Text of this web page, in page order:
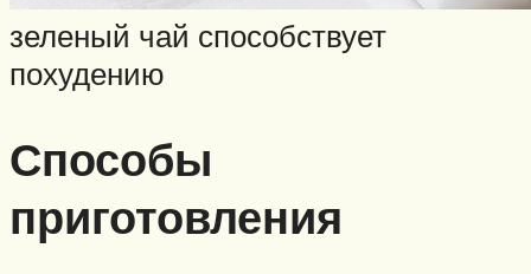
зеленый чай способствует
похудению
Способы
приготовления